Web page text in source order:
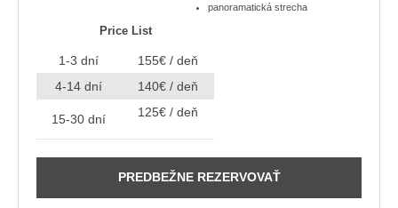
panoramatická strecha
Price List
1-3 dní
155€ / deň
4-14 dní
140€ / deň
15-30 dní 125€ / deň
PREDBEŽNE REZERVOVAŤ